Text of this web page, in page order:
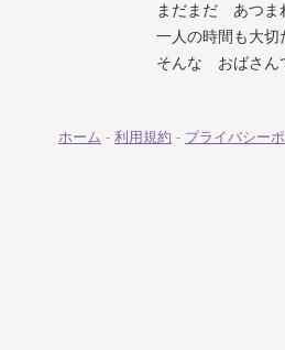
まだまだ あつま
一人の時間も大
そんな おばさん
ホーム - 利用規約 - プライバシー